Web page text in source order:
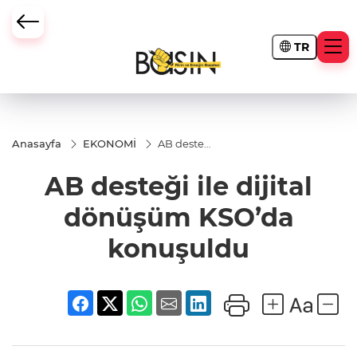
TR
Anasayfa EKONOMİ
AB desteği
KSO’da
konuşuldu
AB desteği ile dijital
dönüşüm KSO’da
konuşuldu